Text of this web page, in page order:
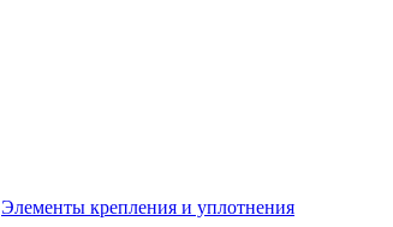
Элементы крепления и уплотнения